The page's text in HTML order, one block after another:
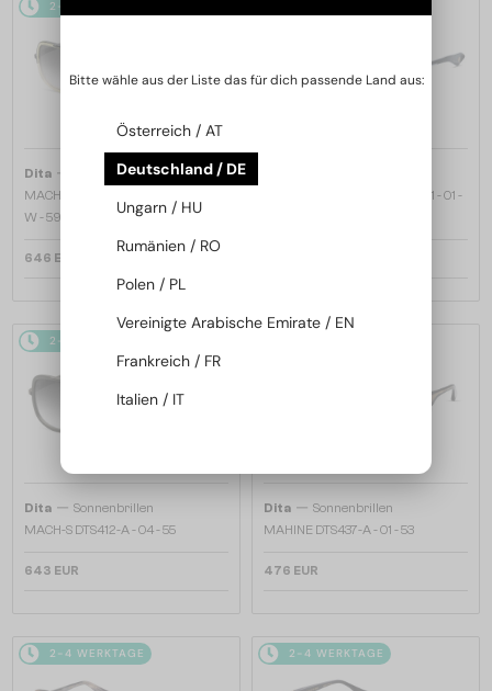
2-4 WERKTAGE
Dita —
Sonnenbrillen
MACH ONE DRX-2030 TITANIUM -
W - 59
646 EUR
MACH SIX//TITANIUM DTS121 - 01 -
2-4 WERKTAGE
Dita — Sonnenbrillen
MACH-S DTS412-A - 04 - 55
643 EUR
Dita — Sonnenbrillen
MAHINE DTS437-A - 01 - 53
476 EUR
2-4 WERKTAGE 2-4 WERKTAGE
Bitte wähle aus der Liste das für dich passende Land aus:
Österreich / AT
Deutschland / DE
Ungarn / HU
Rumänien / RO
Polen / PL
Vereinigte Arabische Emirate / EN
Frankreich / FR
Italien / IT